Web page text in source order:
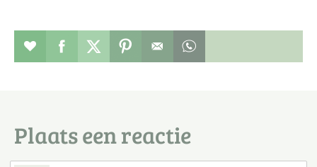
Verhaal toevoegen aan favorieten
Deel dit op facebook
Deel dit op twitter
Deel dit op pinterest
Plaats een reactie